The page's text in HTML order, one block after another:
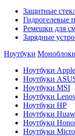
Защитные
Гидрогелевые
Ремешки для
Зарядные
Ноутбуки Моноблоки
Ноутбуки Apple
Ноутбуки
Ноутбуки MSI
Ноутбуки
Ноутбуки HP
Ноутбуки
Ноутбуки
Ноутбуки